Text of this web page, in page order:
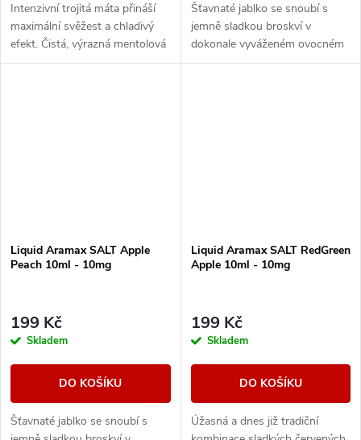
Intenzivní trojitá máta přináší
maximální svěžest a chladivý
efekt. Čistá, výrazná mentolová
chuť pro milovníky silného
Šťavnaté jablko se snoubí s
jemně sladkou broskví v
dokonale vyváženém ovocném
mixu.
Liquid Aramax SALT Apple
Peach 10ml - 10mg
199 Kč
Skladem
DO KOŠÍKU
Šťavnaté jablko se snoubí s
Liquid Aramax SALT RedGreen
Apple 10ml - 10mg
199 Kč
Skladem
DO KOŠÍKU
Úžasná a dnes již tradiční